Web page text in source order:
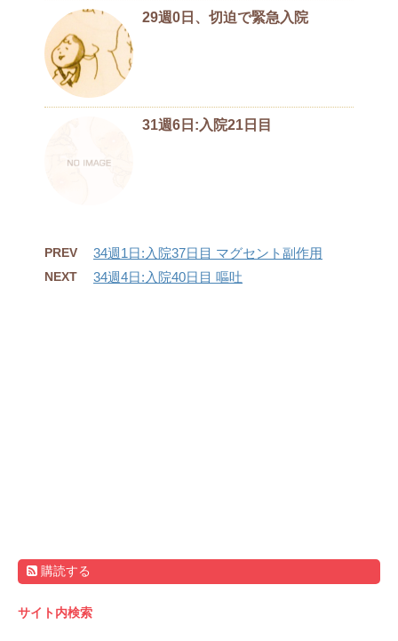
29週0日、切迫で緊急入院
31週6日:入院21日目
PREV 34週1日:入院37日目 マグセント副作用
NEXT 34週4日:入院40日目 嘔吐
購読する
サイト内検索